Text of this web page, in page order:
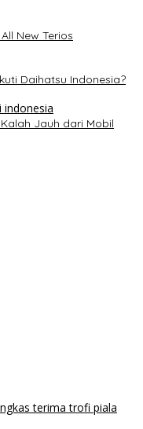
New Terios
Daihatsu Indonesia?
Jauh dari Mobil